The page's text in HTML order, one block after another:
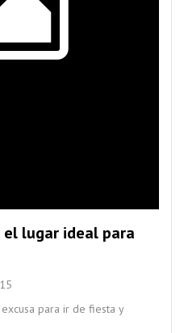
el lugar ideal para
para ir de fiesta y